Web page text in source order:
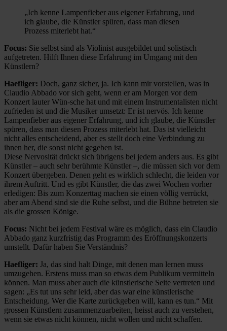
„Ich kenne Lampenfieber aus eigener Erfahrung, und
ich glaube, die Künstler spüren, dass man diesen
Prozess miterlebt hat.“
Focus: Sie selbst sind als Violinist ausgebildet und solistisch
aufgetreten. Hilft Ihnen diese Erfahrung im Umgang mit den
Künstlern?
Haefliger: Doch, ganz sicher, ja. Ich kann mir vorstellen, was in
Claudio Abbado vor sich geht, wenn er am Morgen vor dem
Konzert lauter Wün-sche hat und mit einem Instrumentalisten nicht
zufrieden ist und die Musiker umsetzt: Er ist nervös. Ich kenne
Lampenfieber aus eigener Erfahrung, und ich glaube, die Künstler
spüren, dass man diesen Prozess miterlebt hat. Das ist vielleicht
nicht alles entscheidend, aber es stellt doch eine Verbindung zu
ihnen her, die sonst nicht gegeben ist.
Diese Nervosität drückt sich übrigens bei jedem anders aus. Es gibt
Künstler – auch sehr berühmte Künstler –, die müssen sich vor dem
Konzert übergeben. Denen geht es wirklich schlecht, die leiden vor
ihrem Auftritt. Und es gibt Künstler, die das zwei Wochen vorher
erledigen: Bis zum Konzerttag machen sie einen völlig verrückt,
aber am Abend sind sie die Ruhe selbst, und die Bühne betreten sie
als die grossen Könige.
Focus: Nicht bei jedem Festival wäre es möglich, dass ein Claudio
Abbado ganz kurzfristig das Programm des Eröffnungskonzerts
umstellt. Dafür haben Sie Verständnis?
Haefliger: Ja, das sind halt Dinge, mit denen man lernen muss
umzugehen. Erstens muss man so etwas dem Publikum vermitteln
können. Man muss aber auch die künstlerische Seite vertreten und
sagen: „Es tut uns sehr leid, aber das war eine künstlerische
Entscheidung. Wer die Karte zurückgeben will, kann es tun.“ Mit
grossen Künstlern zusammenzuarbeiten, heisst auch zu verstehen,
wenn sie etwas nicht können, nicht wollen und nicht schaffen.